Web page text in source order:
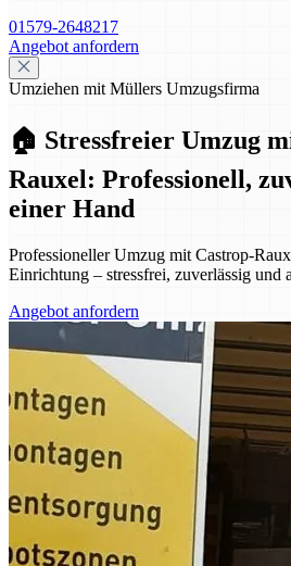
01579-2648217
Angebot anfordern
Umziehen mit Müllers Umzugsfirma
🏠 Stressfreier Umzug
Rauxel: Professionell,
einer Hand
Professioneller Umzug mit Castrop-
Einrichtung – stressfrei, zuverlässig und
Angebot anfordern